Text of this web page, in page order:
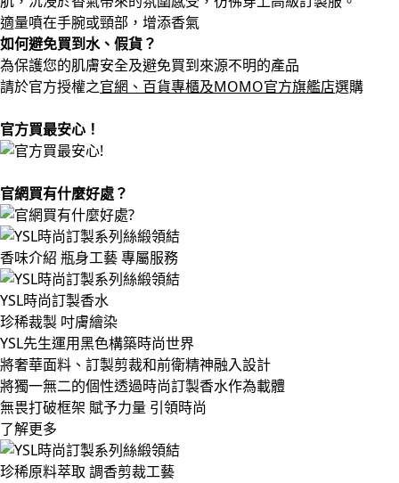
適量噴在手腕或頸部，增添香氣
如何避免買到水、假貨？
為保護您的肌膚安全及避免買到來源不明的產品
請於官方授權之官網、百貨專櫃及MOMO官方旗艦店選購
官方買最安心！
官網買有什麼好處？
香味介紹 瓶身工藝專屬服務
YSL時尚訂製香水
珍稀裁製 吋膚繪染
YSL先生運用黑色構築時尚世界
將奢華面料、訂製剪裁和前衛精神融入設計
將獨一無二的個性透過時尚訂製香水作為載體
無畏打破框架 賦予力量 引領時尚
了解更多
珍稀原料萃取 調香剪裁工藝